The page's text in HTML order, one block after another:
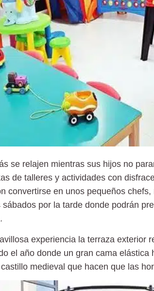
se relajen mientras sus hijos no
de talleres y actividades con
convertirse en unos pequeños
por la tarde donde podrán
experiencia la terraza exterior
el año donde un gran cama
medieval que hacen que las